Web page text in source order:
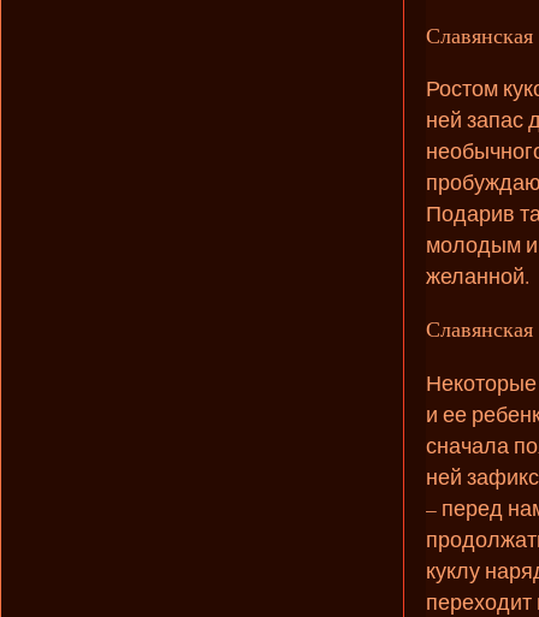
Ростом
ней запас
Подарив
молодым и
желанной.
и ее
сначала
ней
– перед
куклу
переходит